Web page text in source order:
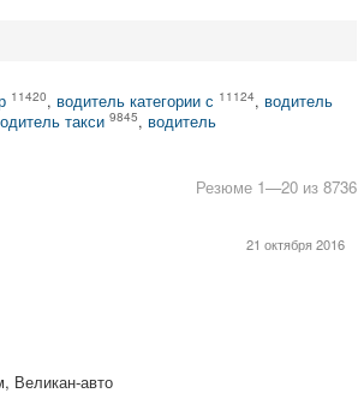
11420, водитель категории с 11124, водитель
такси 9845, водитель
Резюме 1—20 из 8736
21 октября 2016
Великан-авто